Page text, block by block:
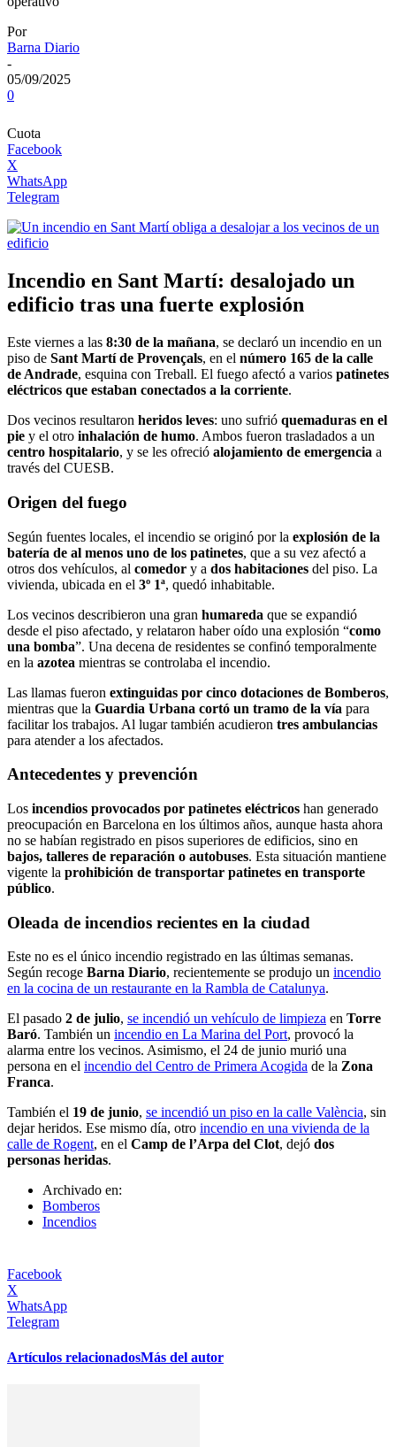
Por
Barna Diario
-
05/09/2025
0
Cuota
Facebook
X
WhatsApp
Telegram
Incendio en Sant Martí: desalojado un
edificio tras una fuerte explosión
Este viernes a las 8:30 de la mañana, se declaró un incendio en un
piso de Sant Martí de Provençals, en el número 165 de la calle
de Andrade, esquina con Treball. El fuego afectó a varios patinetes
eléctricos que estaban conectados a la corriente.
Dos vecinos resultaron heridos leves: uno sufrió quemaduras en el
pie y el otro inhalación de humo. Ambos fueron trasladados a un
centro hospitalario, y se les ofreció alojamiento de emergencia a
través del CUESB.
Origen del fuego
Según fuentes locales, el incendio se originó por la explosión de la
batería de al menos uno de los patinetes, que a su vez afectó a
otros dos vehículos, al comedor y a dos habitaciones del piso. La
vivienda, ubicada en el 3º 1ª, quedó inhabitable.
Los vecinos describieron una gran humareda que se expandió
desde el piso afectado, y relataron haber oído una explosión “como
una bomba”. Una decena de residentes se confinó temporalmente
en la azotea mientras se controlaba el incendio.
Las llamas fueron extinguidas por cinco dotaciones de Bomberos,
mientras que la Guardia Urbana cortó un tramo de la vía para
facilitar los trabajos. Al lugar también acudieron tres ambulancias
para atender a los afectados.
Antecedentes y prevención
Los incendios provocados por patinetes eléctricos han generado
preocupación en Barcelona en los últimos años, aunque hasta ahora
no se habían registrado en pisos superiores de edificios, sino en
bajos, talleres de reparación o autobuses. Esta situación mantiene
vigente la prohibición de transportar patinetes en transporte
público.
Oleada de incendios recientes en la ciudad
Este no es el único incendio registrado en las últimas semanas.
Según recoge Barna Diario, recientemente se produjo un incendio
en la cocina de un restaurante en la Rambla de Catalunya.
El pasado 2 de julio, se incendió un vehículo de limpieza en Torre
Baró. También un incendio en La Marina del Port, provocó la
alarma entre los vecinos. Asimismo, el 24 de junio murió una
persona en el incendio del Centro de Primera Acogida de la Zona
Franca.
También el 19 de junio, se incendió un piso en la calle València, sin
dejar heridos. Ese mismo día, otro incendio en una vivienda de la
calle de Rogent, en el Camp de l’Arpa del Clot, dejó dos
personas heridas.
Archivado en:
Bomberos
Incendios
Facebook
X
WhatsApp
Telegram
Artículos relacionadosMás del autor